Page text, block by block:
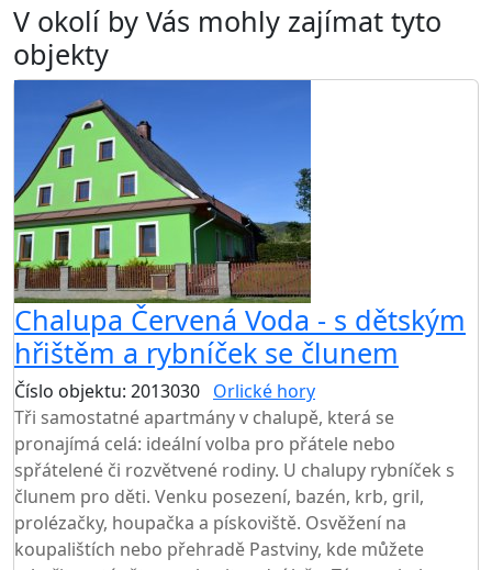
V okolí by Vás mohly zajímat tyto
objekty
Chalupa Červená Voda - s dětským
hřištěm a rybníček se člunem
Číslo objektu: 2013030 Orlické hory
Tři samostatné apartmány v chalupě, která se
pronajímá celá: ideální volba pro přátele nebo
spřátelené či rozvětvené rodiny. U chalupy rybníček s
člunem pro děti. Venku posezení, bazén, krb, gril,
prolézačky, houpačka a pískoviště. Osvěžení na
koupalištích nebo přehradě Pastviny, kde můžete